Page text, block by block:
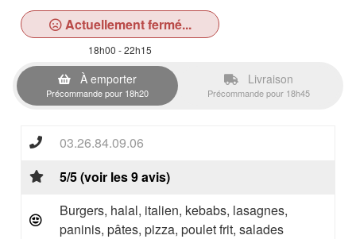
Actuellement fermé...
18h00 - 22h15
À emporter
Précommande pour 18h20
Livraison
Précommande pour 18h45
03.26.84.09.06
5/5 (voir les 9 avis)
Burgers, halal, italien, kebabs, lasagnes,
paninis, pâtes, pizza, poulet frit, salades